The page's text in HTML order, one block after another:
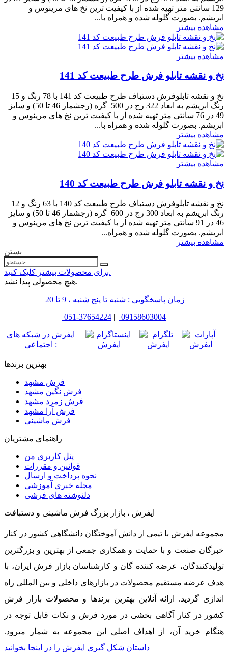
129 سانتی متر تهیه شده از با کیفیت ترین نخ های مرینوس و
ابریشم. بصورت گلوله شده و همراه با...
مشاهده بیشتر
مشاهده بیشتر
نخ و نقشه تابلو فرش طرح طبیعت کد 141
نخ و نقشه تابلوفرش دستباف طرح طبیعت کد 141 با 78 رنگ و 15
رنگ ابریشم به ابعاد 322 رج در 500 گره (رجشمار 46 تا 50) و سایز
49 در 76 سانتی متر تهیه شده از با کیفیت ترین نخ های مرینوس و
ابریشم. بصورت گلوله شده و همراه با...
مشاهده بیشتر
مشاهده بیشتر
نخ و نقشه تابلو فرش طرح طبیعت کد 140
نخ و نقشه تابلوفرش دستباف طرح طبیعت کد 140 با 63 رنگ و 12
رنگ ابریشم به ابعاد 300 رج در 600 گره (رجشمار 46 تا 50) و سایز
46 در 91 سانتی متر تهیه شده از با کیفیت ترین نخ های مرینوس و
ابریشم. بصورت گلوله شده و همراه...
مشاهده بیشتر
بستن
برای محصولات بیشتر کلیک کنید.
هیچ محصولی پیدا نشد.
زمان پاسخگویی : شنبه تا پنج شنبه ، 9 تا 20
051-37654224 | 09158603004
ایفرش در شبکه های
اجتماعی :
بهترین برندها
فرش مشهد
فرش نگین مشهد
فرش زمرد مشهد
فرش آرا مشهد
فرش ماشینی
راهنمای مشتریان
پنل کاربری من
قوانین و مقررات
نحوه پرداخت و ارسال
مجله خبری آموزشی
دلنوشته های فرشی
ایفرش ، بازار بزرگ فرش ماشینی و دستبافت
مجموعه ایفرش با تیمی از دانش آموختگان دانشگاهی کشور در کنار
خبرگان صنعت و با حمایت و همکاری جمعی از بهترین و بزرگترین
تولیدکنندگان، عرضه کننده گان و کارشناسان بازار فرش ایران، با
هدف عرضه مستقیم محصولات در بازارهای داخلی و بین المللی راه
اندازی گردید. ارائه آنلاین بهترین برندها و محصولات بازار فرش
کشور در کنار آگاهی بخشی در مورد فرش و نکات قابل توجه در
هنگام خرید آن، از اهداف اصلی این مجموعه به شمار میرود.
داستان شکل گیری ایفرش را در اینجا بخوانید